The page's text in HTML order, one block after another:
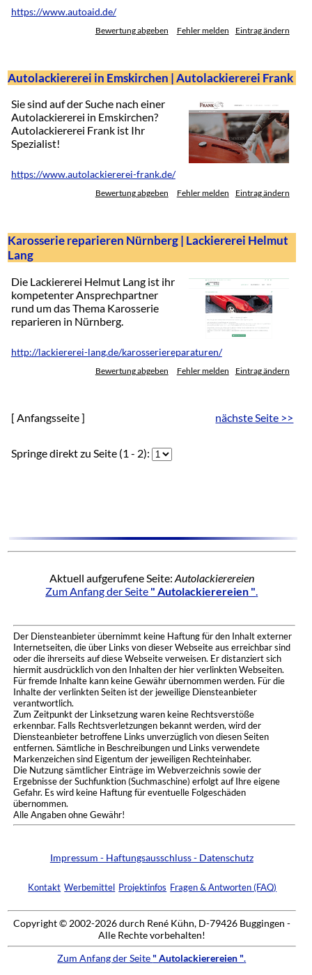
https://www.autoaid.de/
Bewertung abgeben Fehler melden Eintrag ändern
Autolackiererei in Emskirchen | Autolackiererei Frank
Sie sind auf der Suche nach einer
Autolackiererei in Emskirchen?
Autolackiererei Frank ist Ihr
Spezialist!
https://www.autolackiererei-frank.de/
Bewertung abgeben Fehler melden Eintrag ändern
Karosserie reparieren Nürnberg | Lackiererei Helmut
Lang
Die Lackiererei Helmut Lang ist ihr
kompetenter Ansprechpartner
rund um das Thema Karosserie
reparieren in Nürnberg.
http://lackiererei-lang.de/karosseriereparaturen/
Bewertung abgeben Fehler melden Eintrag ändern
[ Anfangsseite ] nächste Seite >>
Springe direkt zu Seite (1 - 2):
Aktuell aufgerufene Seite: Autolackierereien
Zum Anfang der Seite " Autolackierereien "
Der Diensteanbieter übernimmt keine Haftung für den Inhalt externer
Internetseiten, die über Links von dieser Webseite aus erreichbar sind
oder die ihrerseits auf diese Webseite verweisen. Er distanziert sich
hiermit ausdrücklich von den Inhalten der hier verlinkten Webseiten.
Für fremde Inhalte kann keine Gewähr übernommen werden. Für die
Inhalte der verlinkten Seiten ist der jeweilige Diensteanbieter
verantwortlich.
Zum Zeitpunkt der Linksetzung waren keine Rechtsverstöße
erkennbar. Falls Rechtsverletzungen bekannt werden, wird der
Diensteanbieter betroffene Links unverzüglich von diesen Seiten
entfernen. Sämtliche in Beschreibungen und Links verwendete
Markenzeichen sind Eigentum der jeweiligen Rechteinhaber.
Die Nutzung sämtlicher Einträge im Webverzeichnis sowie der
Ergebnisse der Suchfunktion (Suchmaschine) erfolgt auf Ihre eigene
Gefahr. Es wird keine Haftung für eventuelle Folgeschäden
übernommen.
Alle Angaben ohne Gewähr!
Impressum - Haftungsausschluss - Datenschutz
Kontakt Werbemittel Projektinfos Fragen & Antworten (FAQ)
Copyright © 2002-2026 durch René Kühn, D-79426 Buggingen -
Alle Rechte vorbehalten!
Zum Anfang der Seite " Autolackierereien ".